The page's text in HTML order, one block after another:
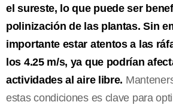
el sureste, lo que puede ser
polinización de las plantas. Sin
importante estar atentos a las
los 4.25 m/s, ya que podrían
actividades al aire libre.
estas condiciones es clave para